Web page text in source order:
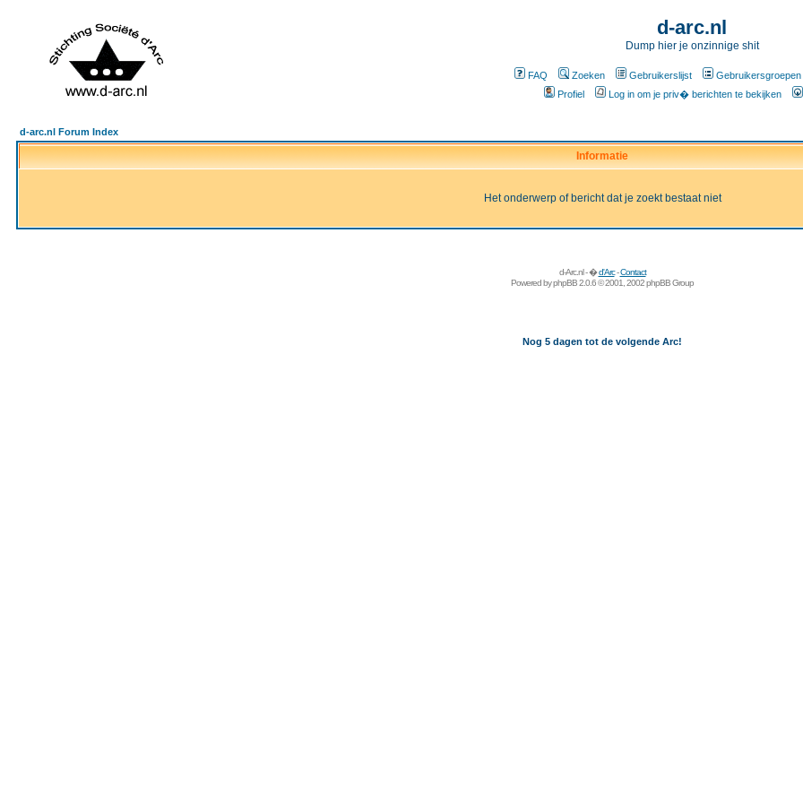
d-arc.nl
Dump hier je onzinnige shit
FAQ Zoeken Gebruikerslijst Gebruikersgroepen
Profiel
Log in om je priv� berichten te bekijken
d-arc.nl Forum Index
Informatie
Het onderwerp of bericht dat je zoekt bestaat niet
d-Arc.nl - �d'Arc-Contact
Powered byphpBB2.0.6 © 2001, 2002 phpBB Group
Nog 5 dagen tot de volgende Arc!